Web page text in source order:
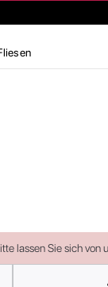
lassen Sie sich von